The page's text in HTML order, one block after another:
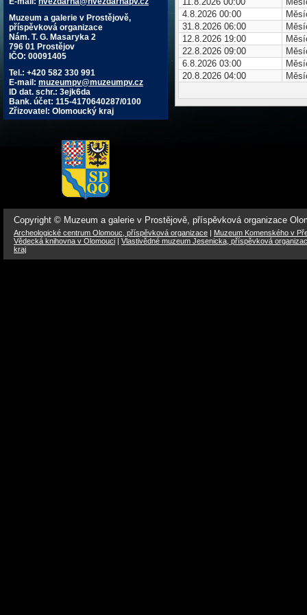
Muzeum a galerie v Prostějově,
příspěvková organizace
Nám. T. G. Masaryka 2
796 01 Prostějov
IČO: 00091405
Tel.: +420 582 330 991
E-mail: muzeumpv@muzeumpv.cz
ID dat. schr.: 3ejk6da
Bank. účet: 115-4170640287/0100
Zřizovatel: Olomoucký kraj
4.8.2026 00:00
31.8.2026 06:00
12.8.2026 19:00
22.8.2026 09:00
6.8.2026 03:00
20.8.2026 04:00
Copyright © Muzeum a galerie v Prostějově, příspěvková organizace
Archeologické centrum Olomouc, příspěvková organizace | Muzeum Komenského v
Vědecká knihovna v Olomouci | Vlastivědné muzeum Jesenicka, příspěvková
kraj